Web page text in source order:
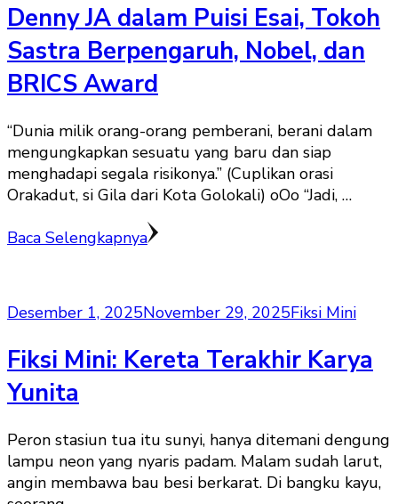
Denny JA dalam Puisi Esai, Tokoh
Sastra Berpengaruh, Nobel, dan
BRICS Award
“Dunia milik orang-orang pemberani, berani dalam
mengungkapkan sesuatu yang baru dan siap
menghadapi segala risikonya.” (Cuplikan orasi
Orakadut, si Gila dari Kota Golokali) oOo “Jadi, …
Baca Selengkapnya
Desember 1, 2025November 29, 2025Fiksi Mini
Fiksi Mini: Kereta Terakhir Karya
Yunita
Peron stasiun tua itu sunyi, hanya ditemani dengung
lampu neon yang nyaris padam. Malam sudah larut,
angin membawa bau besi berkarat. Di bangku kayu,